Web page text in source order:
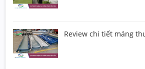
Review chi tiết máng